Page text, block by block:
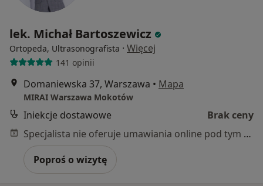
lek. Michał Bartoszewicz
Ortopeda, Ultrasonografista · Więcej
141 opinii
Domaniewska 37, Warszawa • Mapa
MIRAI Warszawa Mokotów
Iniekcje dostawowe
Brak ceny
Specjalista nie oferuje umawiania online pod tym adresem.
Poproś o wizytę